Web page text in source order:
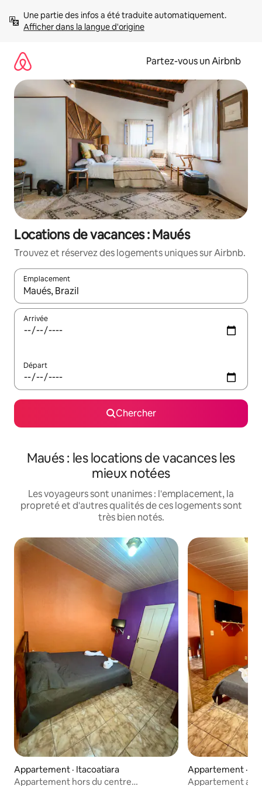
directement
Afficher dans la langue d'origine
Partez-vous un Airbnb
Locations de vacances : Maués
Trouvez et réservez des logements uniques sur Airbnb.
Emplacement
Quand les résultats sont affichés, parcourez-les en utilisant
Arrivée
Départ
Chercher
Maués : les locations de vacances les
mieux notées
Les voyageurs sont unanimes : l'emplacement, la
propreté et d'autres qualités de ces logements sont
très bien notés.
Appartement · Itacoatiara
Appartement hors du centre
Appartement ·
Appartement au